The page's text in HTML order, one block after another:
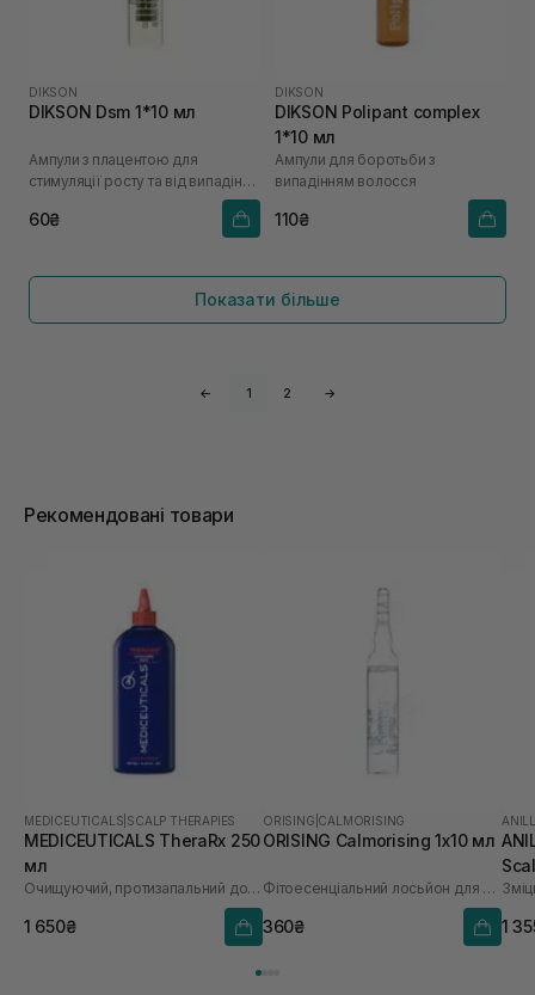
DIKSON
DIKSON Dsm 1*10 мл
Ампули з плацентою для
стимуляції росту та від випадіння
60₴
DIKSON
DIKSON Polipant complex
1*10 мл
Ампули для боротьби з
випадінням волосся
110₴
Показати більше
← 1 2 →
Рекомендовані товари
MEDICEUTICALS SCALP THERAPIES
MEDICEUTICALS TheraRx 250
мл
Очищуючий, протизапальний догляд для шкіри голови та шкіри тіла
1 650₴
ORISING CALMORISING
ORISING Calmorising 1х10 мл
Фітоесенціальний лосьйон для чутливої шкіри
360₴
1